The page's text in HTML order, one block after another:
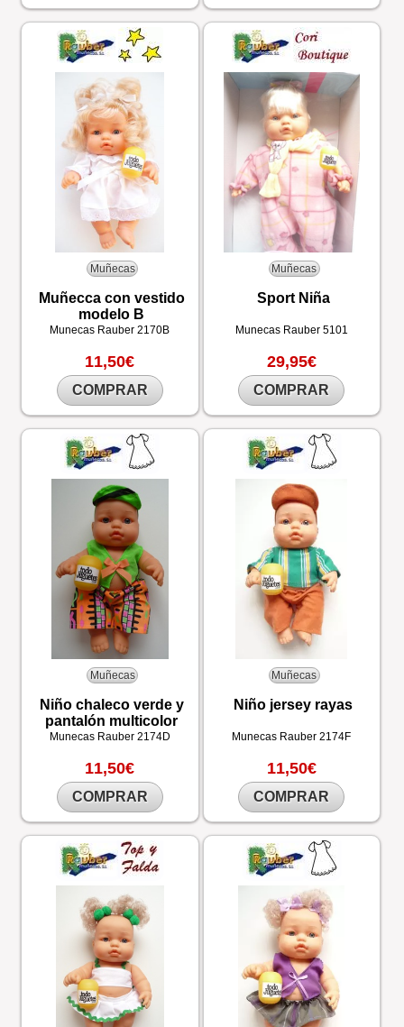
Muñecas
Muñecca con vestido
modelo B
Munecas Rauber2170B
11,50€
COMPRAR
Muñecas
Sport Niña
Munecas Rauber 5101
29,95€
COMPRAR
Muñecas
Niño chaleco verde y
pantalón multicolor
Munecas Rauber 2174D
11,50€
COMPRAR
Muñecas
Niño jersey rayas
Munecas Rauber2174F
11,50€
COMPRAR